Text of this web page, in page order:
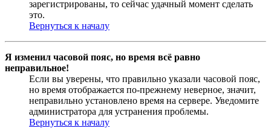
зарегистрированы, то сейчас удачный момент сделать
это.
Вернуться к началу
Я изменил часовой пояс, но время всё равно
неправильное!
Если вы уверены, что правильно указали часовой пояс,
но время отображается по-прежнему неверное, значит,
неправильно установлено время на сервере. Уведомите
администратора для устранения проблемы.
Вернуться к началу